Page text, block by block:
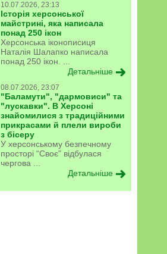
10.07.2026, 23:13
Історія херсонської
майстрині, яка написала
понад 250 ікон
Херсонська іконописиця
Наталія Шалапко написала
понад 250 ікон. ...
Детальніше
08.07.2026, 23:07
"Баламути", "дармовиси" та
"лускавки". В Херсоні
знайомилися з традиційними
прикрасами й плели вироби
з бісеру
У херсонському безпечному
просторі “Своє” відбулася
чергова ...
Детальніше